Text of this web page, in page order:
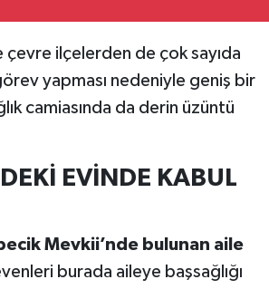
ilçelerden de çok sayıda
yapması nedeniyle geniş bir
camiasında da derin üzüntü
EVİNDE KABUL
Mevkii’nde bulunan aile
burada aileye başsağlığı